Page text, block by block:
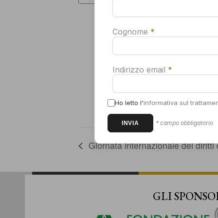
Data:
8
17:00
Sito
o.it/
Giornata internazionale dei diritti
GLI
Cognome *
Indirizzo email *
Ho letto l'informativa sul
* campo obbligatorio